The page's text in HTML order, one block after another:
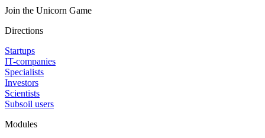
Join the Unicorn Game
Directions
Startups
IT-companies
Specialists
Investors
Scientists
Subsoil users
Modules